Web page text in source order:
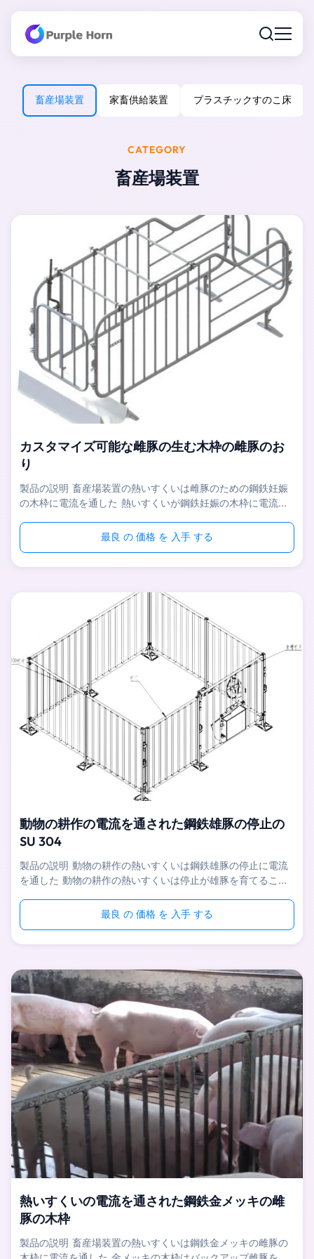
畜産場装置 家畜供給装置 プラスチックすのこ床
CATEGORY
畜産場装置
カスタマイズ可能な雌豚の生む木枠の雌豚のお
り
製品の説明 畜産場装置の熱いすくいは雌豚のための鋼鉄妊娠
の木枠に電流を通した 熱いすくいが鋼鉄妊娠の木枠に電流を
管理すること速く、取付け易いのおよび容易活用できる雌豚の
ための妊娠の段階に適当である。 さらに、妊娠の木枠は雌豚
い確かめるよいanti-corrosionのacid&のアルカリの抵抗であ
る。 指定 名前 雌豚の熱いすくいは鋼鉄妊娠の木枠に電流を
通した サイズ 2.3*0.65m （サイズはカスタマイズ可能であ
る） 材料 ...
最良 の 価格 を 入手 する
動物の耕作の電流を通された鋼鉄雄豚の停止の
SU 304
製品の説明 動物の耕作の熱いすくいは鋼鉄雄豚の停止に電流
を通した 動物の耕作の熱いすくいは停止が雄豚を育てること
した。それにhot-dip電流を通された塀があり、雄豚に安全
な、安定した、独立した快適な生活環境を提供するためにセメ
耐用年数を延長するために1の雄豚を育てることができる。 私
達の雄豚の木枠は完全に溶接されるの後に適用された全面的な
熱いすくいの亜鉛めっき、よいanti-corrosion、酸及びアルカ
リの抵抗の能力を確か...
最良 の 価格 を 入手 する
熱いすくいの電流を通された鋼鉄金メッキの雌
豚の木枠
製品の説明 畜産場装置の熱いすくいは鋼鉄金メッキの雌豚の